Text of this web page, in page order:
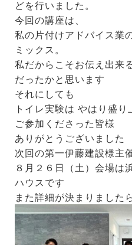
どを行いました。
今回の講座は、
私の片付けアドバイス業
ミックス。
私だからこそお伝え出来
だったかと思います
それにしても
トイレ実験は やはり盛
ご参加くださった皆様
ありがとうございました
次回の第一伊藤建設様主
８月２６日（土）会場は
ハウスです
また詳細が決まりました